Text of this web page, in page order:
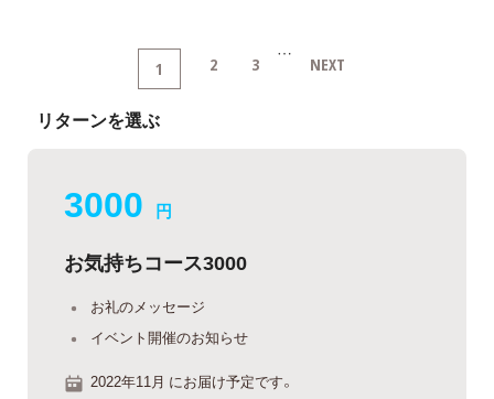
1 2 3 … NEXT
リターンを選ぶ
3000 円
お気持ちコース3000
お礼のメッセージ
イベント開催のお知らせ
2022年11月 にお届け予定です。